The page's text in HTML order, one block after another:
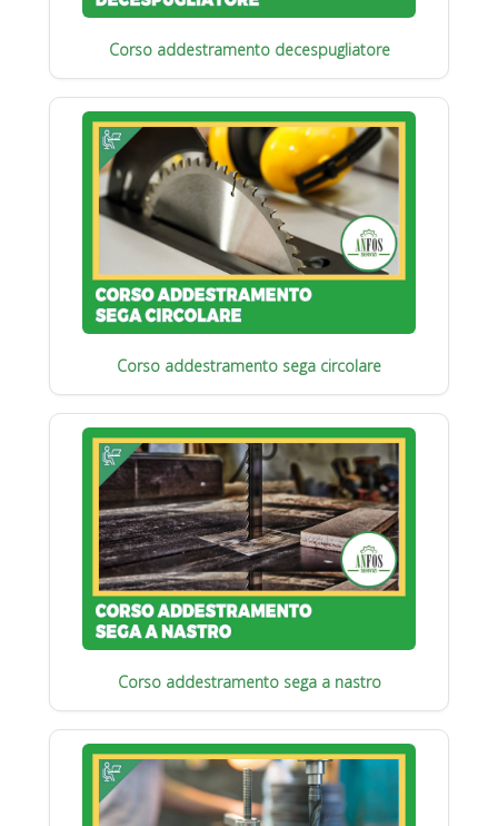
Corso addestramento decespugliatore
Corso addestramento sega circolare
Corso addestramento sega a nastro